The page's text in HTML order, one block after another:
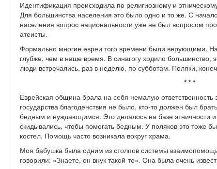
Идентификация происходила по религиозному и
Для большинства населения это было одно и то же. С
населения вопрос национальности уже не был вопросом
атеисты.
Формально многие евреи того времени были верующими.
глубже, чем в наше время. В синагогу ходило большинство,
люди встречались, раз в неделю, по субботам. Поляки,
* * *
Еврейская община брала на себя немалую
государства благоденствия не было, кто-то должен был
бедным и нуждающимся. Это делалось на базе этничности и
скидывались, чтобы помогать бедным. У поляков это тоже
костел. Помощь часто возникала вокруг храма.
Моя бабушка была одним из столпов системы
говорили: «Знаете, он внук такой-то». Она была очень